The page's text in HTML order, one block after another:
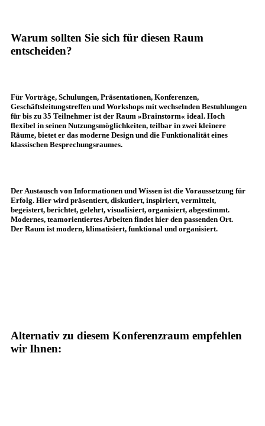
Warum sollten Sie sich für diesen Raum
entscheiden?
Für Vorträge, Schulungen, Präsentationen, Konferenzen,
Geschäftsleitungstreffen und Workshops mit wechselnden Bestuhlungen
für bis zu 35 Teilnehmer ist der Raum »Brainstorm« ideal. Hoch
flexibel in seinen Nutzungsmöglichkeiten, teilbar in zwei kleinere
Räume, bietet er das moderne Design und die Funktionalität eines
klassischen Besprechungsraumes.
Der Austausch von Informationen und Wissen ist die Voraussetzung für
Erfolg. Hier wird präsentiert, diskutiert, inspiriert, vermittelt,
begeistert, berichtet, gelehrt, visualisiert, organisiert, abgestimmt.
Modernes, teamorientiertes Arbeiten findet hier den passenden Ort.
Der Raum ist modern, klimatisiert, funktional und organisiert.
Alternativ zu diesem Konferenzraum empfehlen
wir Ihnen: